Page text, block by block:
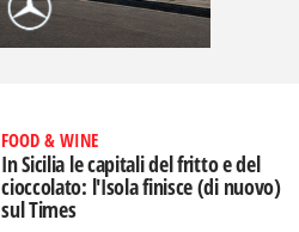
FOOD & WINE
In Sicilia le capitali del fritto e del
cioccolato: l'Isola finisce (di nuovo)
sul Times